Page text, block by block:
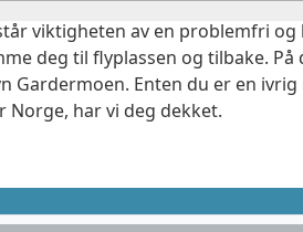
viktigheten av en problemfri
deg til flyplassen og tilbake. På
Enten du er en ivrig
har vi deg dekket.